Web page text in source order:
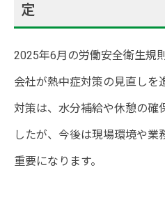
定
2025年6月の労働安全衛生規
会社が熱中症対策の見直しを
対策は、水分補給や休憩の確
したが、今後は現場環境や業
重要になります。